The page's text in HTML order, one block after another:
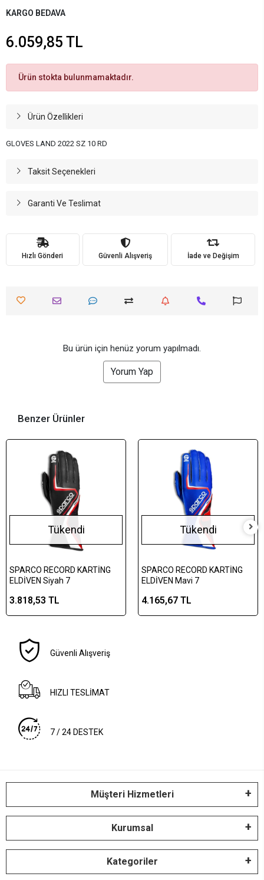
KARGO BEDAVA
6.059,85 TL
Ürün stokta bulunmamaktadır.
Ürün Özellikleri
GLOVES LAND 2022 SZ 10 RD
Taksit Seçenekleri
Garanti Ve Teslimat
Hızlı Gönderi Güvenli Alışveriş İade ve Değişim
Bu ürün için henüz yorum yapılmadı.
Yorum Yap
Benzer Ürünler
Tükendi
SPARCO RECORD KARTİNG
ELDİVEN Siyah 7
3.818,53 TL
Tükendi
SPARCO RECORD KARTİNG
ELDİVEN Mavi 7
4.165,67 TL
Güvenli Alışveriş
HIZLI TESLİMAT
7 / 24 DESTEK
Müşteri Hizmetleri
Kurumsal
Kategoriler